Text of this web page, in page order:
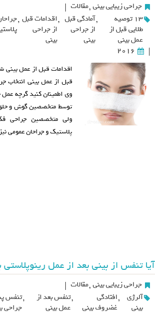
جراحی زیبایی بینی ,مقالات |
13 توصیه
طلایی قبل از
عمل بینی
,آمادگی قبل
از جراحی
بینی
,اقدامات قبل
از جراحی
بینی
,
|
2016
اقدامات قبل از عمل بینی
قبل از عمل بینی انتخاب
وی اطمینان کنید گرچه
توسط متخصصین گوش و
ولی متخصصین جراحی
پلاستیک و جراحان عمومی
آیا تنفس از بینی بعد از عمل
جراحی زیبایی بینی ,مقالات |
آلرژی
بینی
,افتادگی
غضروف بینی
,تنفس بعد از
عمل بینی
,تنفس
جراحی